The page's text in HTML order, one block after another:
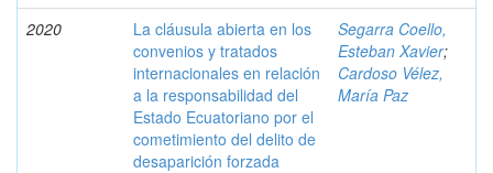
2020
La cláusula abierta en los
convenios y tratados
internacionales en relación
a la responsabilidad del
Estado Ecuatoriano por el
cometimiento del delito de
desaparición forzada
Segarra Coello,
Esteban Xavier;
Cardoso Vélez,
María Paz